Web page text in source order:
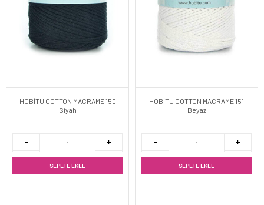
HOBİTU COTTON MACRAME 150
Siyah
SEPETE EKLE
HOBİTU COTTON MACRAME 151
Beyaz
SEPETE EKLE